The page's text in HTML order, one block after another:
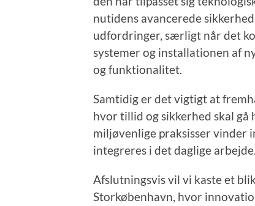
nutidens avancerede
udfordringer, særligt når det
systemer og installationen af
og funktionalitet.
Samtidig er det vigtigt at
hvor tillid og sikkerhed skal gå
miljøvenlige praksisser vinder
integreres i det daglige arbejde.
Afslutningsvis vil vi kaste et
Storkøbenhavn, hvor